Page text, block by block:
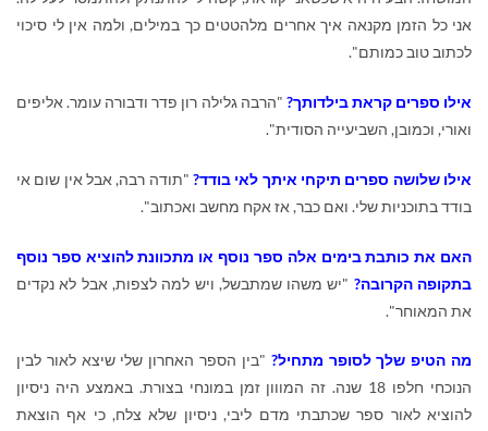
אני כל הזמן מקנאה איך אחרים מלהטטים כך במילים, ולמה אין לי סיכוי
לכתוב טוב כמותם".
אילו ספרים קראת בילדותך? "הרבה גלילה רון פדר ודבורה עומר. אליפים
ואורי, וכמובן, השביעייה הסודית".
אילו שלושה ספרים תיקחי איתך לאי בודד? "תודה רבה, אבל אין שום אי
בודד בתוכניות שלי. ואם כבר, אז אקח מחשב ואכתוב".
האם את כותבת בימים אלה ספר נוסף או מתכוונת להוציא ספר נוסף
בתקופה הקרובה? "יש משהו שמתבשל, ויש למה לצפות, אבל לא נקדים
את המאוחר".
מה הטיפ שלך לסופר מתחיל? "בין הספר האחרון שלי שיצא לאור לבין
הנוכחי חלפו 18 שנה. זה המווון זמן במונחי בצורת. באמצע היה ניסיון
להוציא לאור ספר שכתבתי מדם ליבי, ניסיון שלא צלח, כי אף הוצאת